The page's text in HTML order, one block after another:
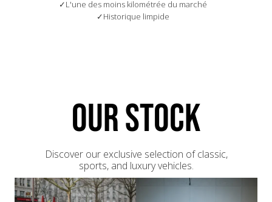
L'une des moins kilométrée du marché
Historique limpide
OUR STOCK
Discover our exclusive selection of classic,
sports, and luxury vehicles.